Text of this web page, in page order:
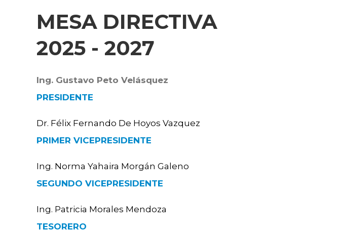
MESA DIRECTIVA
2025 - 2027
Ing. Gustavo Peto Velásquez
PRESIDENTE
Dr. Félix Fernando De Hoyos Vazquez
PRIMER VICEPRESIDENTE
Ing. Norma Yahaira Morgán Galeno
SEGUNDO VICEPRESIDENTE
Ing. Patricia Morales Mendoza
TESORERO